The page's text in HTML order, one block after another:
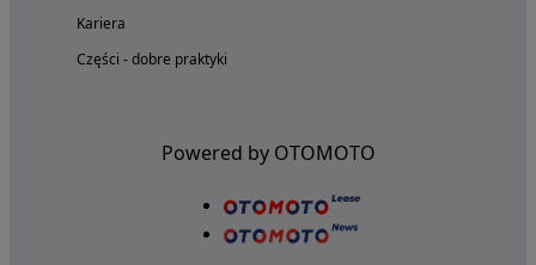
Kariera
Części - dobre praktyki
Powered by OTOMOTO